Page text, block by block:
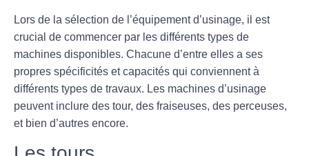
Lors de la sélection de l’équipement d’usinage, il est
crucial de commencer par les différents types de
machines disponibles. Chacune d’entre elles a ses
propres spécificités et capacités qui conviennent à
différents types de travaux. Les machines d’usinage
peuvent inclure des tour, des fraiseuses, des perceuses,
et bien d’autres encore.